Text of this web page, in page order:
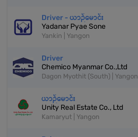
Driver - ယာဉ်မောင်း
Yadanar Pyae Sone
Yankin | Yangon
Driver
Chemico Myanmar Co.,Ltd
Dagon Myothit (South) | Yangon
ယာဉ်မောင်း
Unity Real Estate Co., Ltd
Kamaryut | Yangon